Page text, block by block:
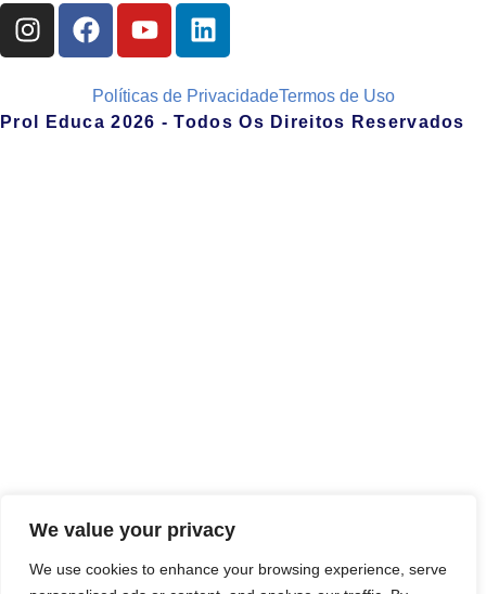
We value your privacy
We use cookies to enhance your browsing experience, serve
Políticas de PrivacidadeTermos de Uso
Prol Educa 2026 - Todos Os Direitos Reservados